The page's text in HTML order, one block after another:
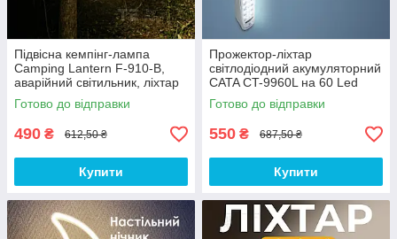
Підвісна кемпінг-лампа
Camping Lantern F-910-B,
аварійний світильник, ліхтар
акумуляторний 2500 мА·год
— Чорна
Готово до відправки
490 ₴ 612,50 ₴
Купити
Прожектор-ліхтар
світлодіодний акумуляторний
CATA CT-9960L на 60 Led
акумуляторний світильник
Готово до відправки
550 ₴ 687,50 ₴
Купити